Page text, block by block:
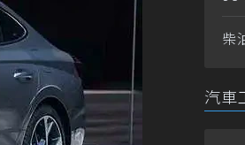
柴
汽車